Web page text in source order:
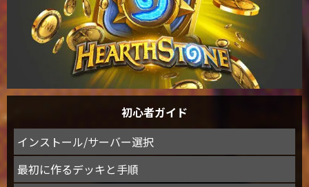
初心者ガイド
インストール/サーバー選択
最初に作るデッキと手順